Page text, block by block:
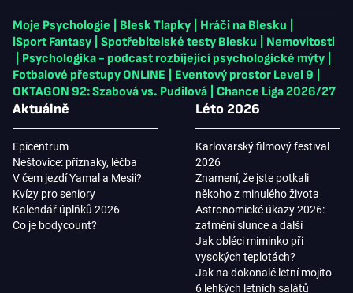
Moje Psychologie Blesk Tlapky Hráči na Blesku
iSport Fantasy
Spotřebitelské testy Blesku
Nemovitosti
Psychologika - podcast rozbíjející psychologické mýty
Fotbalové přestupy ONLINE
Eventový prostor Level 9
OKTAGON 92: Szabová vs. Pudilová
Chance Liga 2026/27
Aktuálně
Epicentrum
Neštovice: příznaky, léčba
V čem jezdí Yamal a Mesii?
Kvízy pro seniory
Kalendář úplňků 2026
Co je bodycount?
Léto 2026
Karlovarský filmový festival
2026
Znamení, že jste potkali
někoho z minulého života
Astronomické úkazy 2026:
zatmění slunce a další
Jak obléci miminko při
vysokých teplotách?
Jak na dokonalé letní mojito
6 lehkých letních salátů